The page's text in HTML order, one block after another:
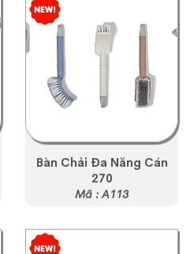
Bàn Chải Đa Năng Cán
270
Mã : A113